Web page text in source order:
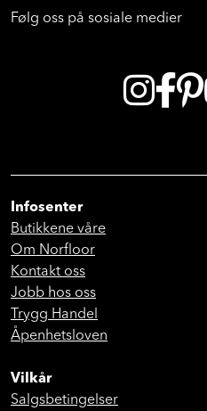
Følg oss på sosiale medier
Infosenter
Butikkene våre
Om Norfloor
Kontakt oss
Jobb hos oss
Trygg Handel
Åpenhetsloven
Vilkår
Salgsbetingelser